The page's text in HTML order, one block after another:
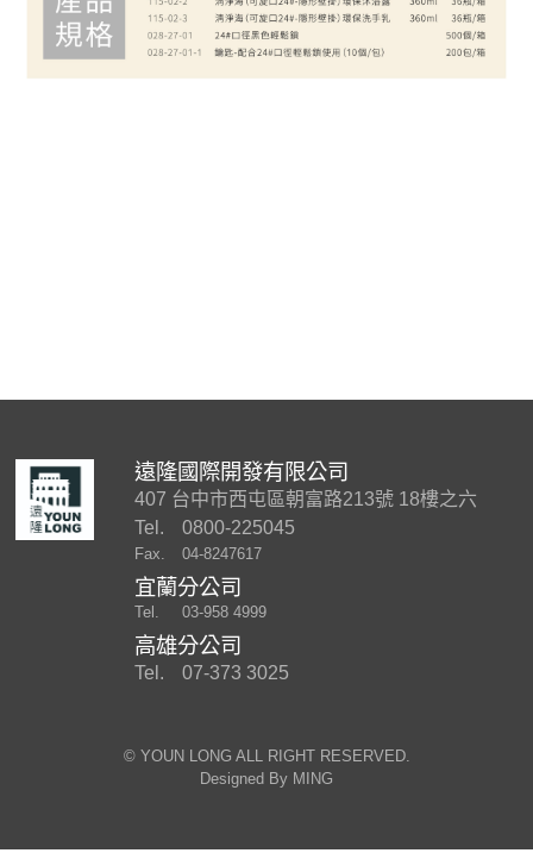
遠隆國際開發有限公司
407 台中市西屯區朝富路213號 18樓之六
Tel.
0800-225045
Fax. 04-8247617
宜蘭分公司
Tel. 03-958 4999
高雄分公司
Tel. 07-373 3025
©︎ YOUN LONG ALL RIGHT RESERVED.
Designed By MING